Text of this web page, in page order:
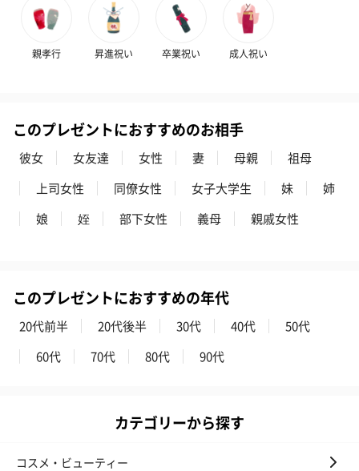
親孝行 昇進祝い 卒業祝い 成人祝い
このプレゼントにおすすめのお相手
彼女 女友達 女性 妻 母親
祖母
上司女性
同僚女性 女子大学生 妹
姉
娘
姪 部下女性 義母 親戚女性
このプレゼントにおすすめの年代
20代前半 20代後半 30代 40代
50代
60代
70代 80代 90代
カテゴリーから探す
コスメ・ビューティー